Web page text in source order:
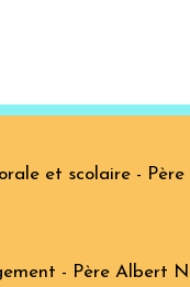
et scolaire -
- Père Albert